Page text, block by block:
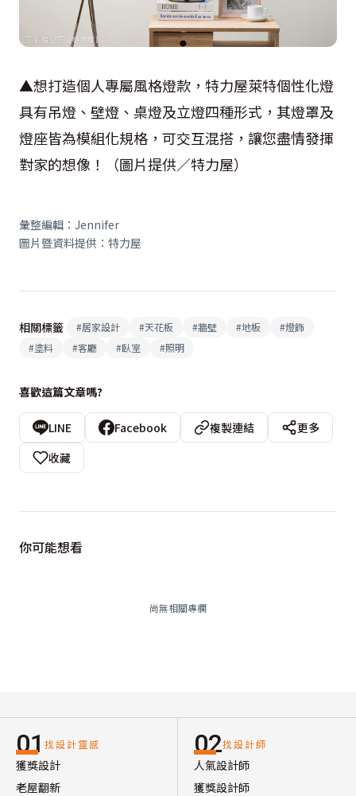
▲想打造個人專屬風格燈款，特力屋萊特個性化燈
具有吊燈、壁燈、桌燈及立燈四種形式，其燈罩及
燈座皆為模組化規格，可交互混搭，讓您盡情發揮
對家的想像！（圖片提供／特力屋）
彙整編輯：Jennifer
圖片暨資料提供：特力屋
相關標籤 #居家設計 #天花板 #牆壁 #地板 #燈飾
#塗料 #客廳 #臥室 #照明
喜歡這篇文章嗎?
LINE Facebook 複製連結
更多
收藏
你可能想看
尚無相關專欄
01 找設計靈感
獲獎設計
老屋翻新
02找設計師
人氣設計師
獲獎設計師